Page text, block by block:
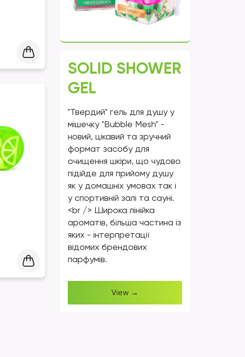
SOLID SHOWER
GEL
"Твердий" гель для душу у
мішечку "Bubble Mesh" -
новий, цікавий та зручний
формат засобу для
очищення шкіри, що чудово
підійде для прийому душу
як у домашніх умовах так і
у спортивній залі та сауні.
<br /> Широка лінійка
ароматів, більша частина із
яких - інтерпретації
відомих брендових
парфумів.
View →